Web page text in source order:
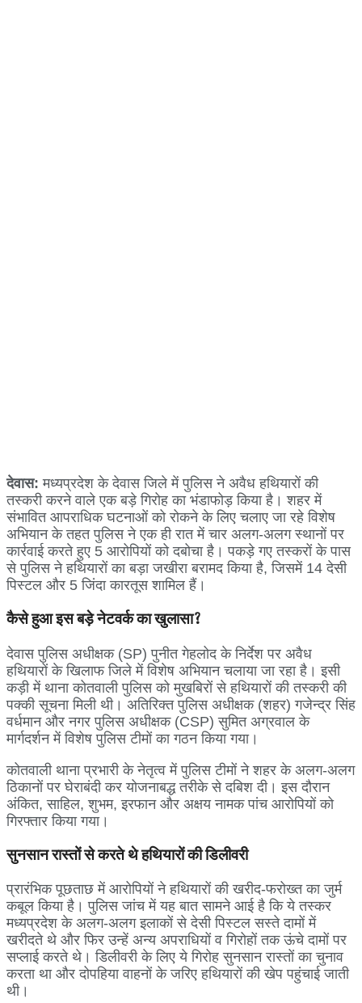
देवास: मध्यप्रदेश के देवास जिले में पुलिस ने अवैध हथियारों की
तस्करी करने वाले एक बड़े गिरोह का भंडाफोड़ किया है। शहर में
संभावित आपराधिक घटनाओं को रोकने के लिए चलाए जा रहे विशेष
अभियान के तहत पुलिस ने एक ही रात में चार अलग-अलग स्थानों पर
कार्रवाई करते हुए 5 आरोपियों को दबोचा है। पकड़े गए तस्करों के पास
से पुलिस ने हथियारों का बड़ा जखीरा बरामद किया है, जिसमें 14 देसी
पिस्टल और 5 जिंदा कारतूस शामिल हैं।
कैसे हुआ इस बड़े नेटवर्क का खुलासा?
​देवास पुलिस अधीक्षक (SP) पुनीत गेहलोद के निर्देश पर अवैध
हथियारों के खिलाफ जिले में विशेष अभियान चलाया जा रहा है। इसी
कड़ी में थाना कोतवाली पुलिस को मुखबिरों से हथियारों की तस्करी की
पक्की सूचना मिली थी। अतिरिक्त पुलिस अधीक्षक (शहर) गजेन्द्र सिंह
वर्धमान और नगर पुलिस अधीक्षक (CSP) सुमित अग्रवाल के
मार्गदर्शन में विशेष पुलिस टीमों का गठन किया गया।
​कोतवाली थाना प्रभारी के नेतृत्व में पुलिस टीमों ने शहर के अलग-अलग
ठिकानों पर घेराबंदी कर योजनाबद्ध तरीके से दबिश दी। इस दौरान
अंकित, साहिल, शुभम, इरफान और अक्षय नामक पांच आरोपियों को
गिरफ्तार किया गया।
सुनसान रास्तों से करते थे हथियारों की डिलीवरी
​प्रारंभिक पूछताछ में आरोपियों ने हथियारों की खरीद-फरोख्त का जुर्म
कबूल किया है। पुलिस जांच में यह बात सामने आई है कि ये तस्कर
मध्यप्रदेश के अलग-अलग इलाकों से देसी पिस्टल सस्ते दामों में
खरीदते थे और फिर उन्हें अन्य अपराधियों व गिरोहों तक ऊंचे दामों पर
सप्लाई करते थे। डिलीवरी के लिए ये गिरोह सुनसान रास्तों का चुनाव
करता था और दोपहिया वाहनों के जरिए हथियारों की खेप पहुंचाई जाती
थी।